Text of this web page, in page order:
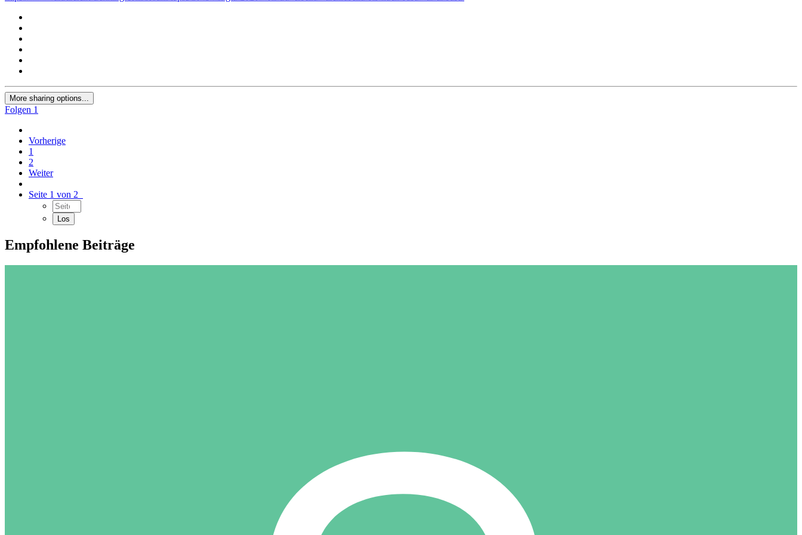
More sharing options...
Folgen 1
Vorherige
1
2
Weiter
Seite 1 von 2
Empfohlene Beiträge